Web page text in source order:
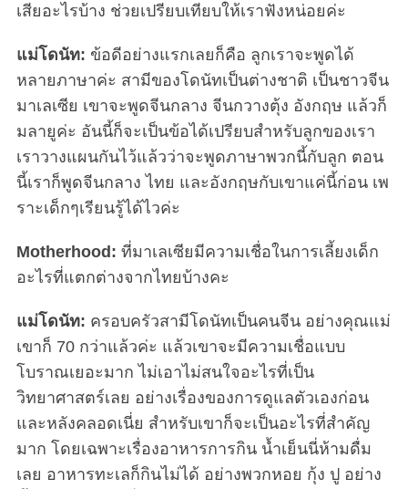
เสียอะไรบ้าง ช่วยเปรียบเทียบให้เราฟังหน่อยค่ะ
แม่โดนัท: ข้อดีอย่างแรกเลยก็คือ ลูกเราจะพูดได้
หลายภาษาค่ะ สามีของโดนัทเป็นต่างชาติ เป็นชาวจีน
มาเลเซีย เขาจะพูดจีนกลาง จีนกวางตุ้ง อังกฤษ แล้วก็
มลายูค่ะ อันนี้ก็จะเป็นข้อได้เปรียบสำหรับลูกของเรา
เราวางแผนกันไว้แล้วว่าจะพูดภาษาพวกนี้กับลูก ตอน
นี้เราก็พูดจีนกลาง ไทย และอังกฤษกับเขาแค่นี้ก่อน เพ
ราะเด็กๆเรียนรู้ได้ไวค่ะ
Motherhood: ที่มาเลเซียมีความเชื่อในการเลี้ยงเด็ก
อะไรที่แตกต่างจากไทยบ้างคะ
แม่โดนัท: ครอบครัวสามีโดนัทเป็นคนจีน อย่างคุณแม่
เขาก็ 70 กว่าแล้วค่ะ แล้วเขาจะมีความเชื่อแบบ
โบราณเยอะมาก ไม่เอาไม่สนใจอะไรที่เป็น
วิทยาศาสตร์เลย อย่างเรื่องของการดูแลตัวเองก่อน
และหลังคลอดเนี่ย สำหรับเขาก็จะเป็นอะไรที่สำคัญ
มาก โดยเฉพาะเรื่องอาหารการกิน น้ำเย็นนี่ห้ามดื่ม
เลย อาหารทะเลก็กินไม่ได้ อย่างพวกหอย กุ้ง ปู อย่าง